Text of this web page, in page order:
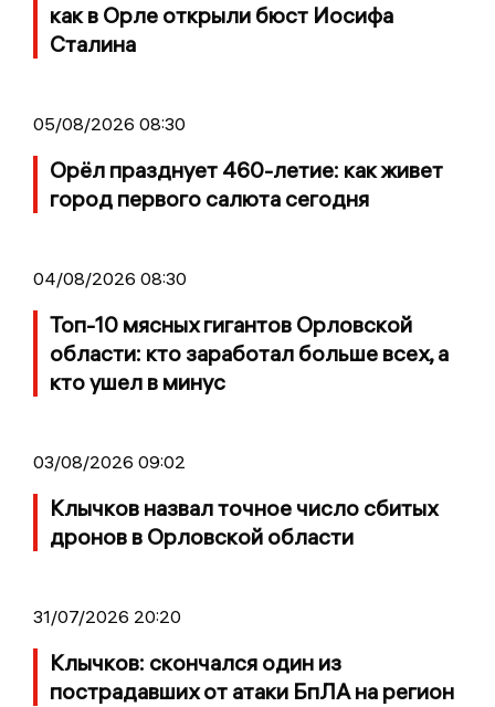
как в Орле открыли бюст Иосифа
Сталина
05/08/2026 08:30
Орёл празднует 460-летие: как живет
город первого салюта сегодня
04/08/2026 08:30
Топ-10 мясных гигантов Орловской
области: кто заработал больше всех, а
кто ушел в минус
03/08/2026 09:02
Клычков назвал точное число сбитых
дронов в Орловской области
31/07/2026 20:20
Клычков: скончался один из
пострадавших от атаки БпЛА на регион